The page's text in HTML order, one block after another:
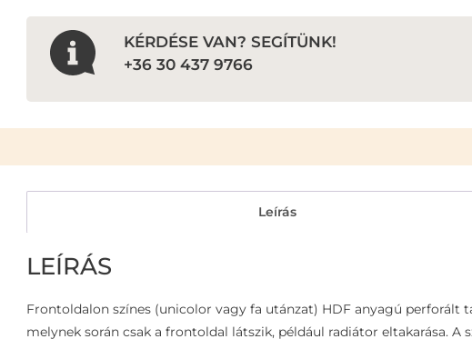
KÉRDÉSE VAN? SEGÍTÜNK!
+36 30 437 9766
Leírás
LEÍRÁS
Frontoldalon színes (unicolor vagy fa utánzat) HDF anyagú perforált
melynek során csak a frontoldal látszik, például radiátor eltakarása.